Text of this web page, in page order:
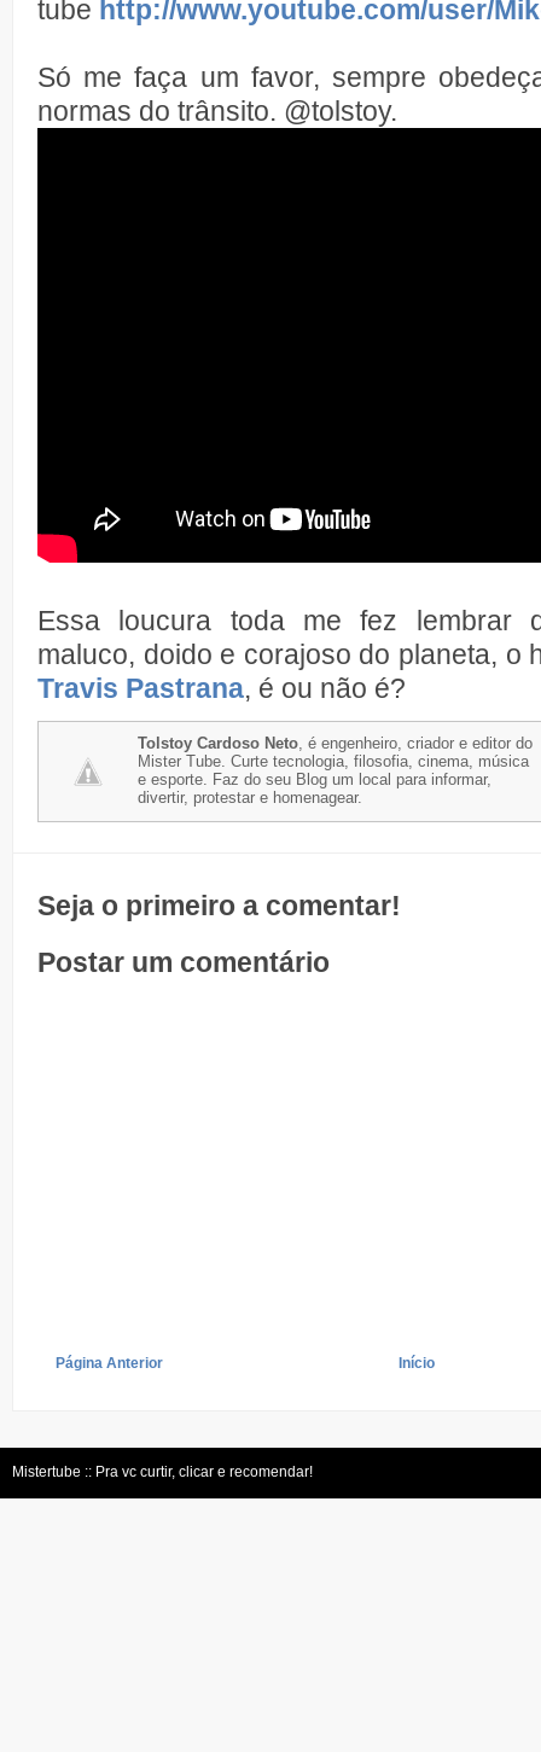
tube http://www.youtube.com/user/
Só me faça um favor, sempre
normas do trânsito. @tolstoy.
Essa loucura toda me fez lembrar
maluco, doido e corajoso do planeta, o
Travis Pastrana, é ou não é?
Tolstoy Cardoso Neto, é engenheiro, criador e editor do
Mister Tube. Curte tecnologia, filosofia, cinema, música
e esporte. Faz do seu Blog um local para informar,
divertir, protestar e homenagear.
Seja o primeiro a comentar!
Postar um comentário
Página Anterior Início
Mistertube :: Pra vc curtir, clicar e recomendar!